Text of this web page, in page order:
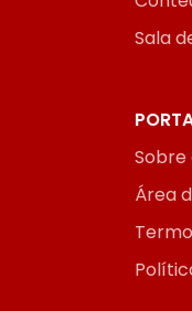
Sala
Área